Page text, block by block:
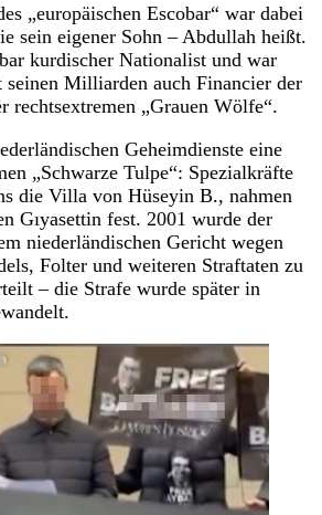
„europäischen Escobar“ war dabei
sein eigener Sohn – Abdullah heißt.
kurdischer Nationalist und war
Milliarden auch Financier der
rechtsextremen „Grauen Wölfe“.
Geheimdienste eine
„Schwarze Tulpe“: Spezialkräfte
die Villa von Hüseyin B., nahmen
Gıyasettin fest. 2001 wurde der
niederländischen Gericht wegen
Folter und weiteren Straftaten zu
– die Strafe wurde später in